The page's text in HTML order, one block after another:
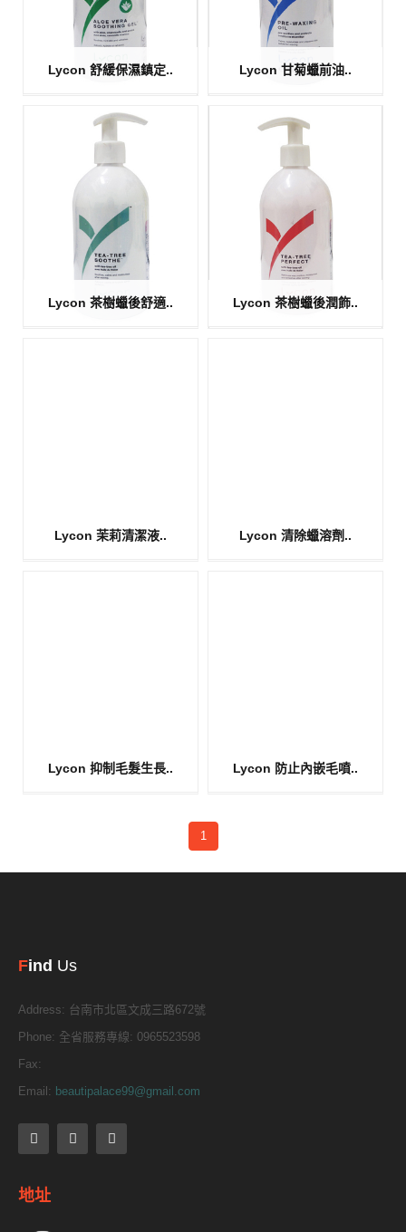
Lycon 舒緩保濕鎮定.. Lycon 甘菊蠟前油..
Lycon 茶樹蠟後舒適.. Lycon 茶樹蠟後潤飾..
Lycon 茉莉清潔液.. Lycon 清除蠟溶劑..
Lycon 抑制毛髮生長.. Lycon 防止內嵌毛噴..
1
Find Us
Address: 台南市北區文成三路672號
Phone: 全省服務專線: 0965523598
Fax:
Email: beautipalace99@gmail.com
地址